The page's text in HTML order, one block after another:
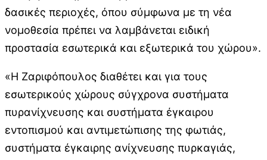
δασικές περιοχές, όπου σύμφωνα με τη νέα
νομοθεσία πρέπει να λαμβάνεται ειδική
προστασία εσωτερικά και εξωτερικά του χώρου».
«Η Ζαριφόπουλος διαθέτει και για τους
εσωτερικούς χώρους σύγχρονα συστήματα
πυρανίχνευσης και συστήματα έγκαιρου
εντοπισμού και αντιμετώπισης της φωτιάς,
συστήματα έγκαιρης ανίχνευσης πυρκαγιάς,